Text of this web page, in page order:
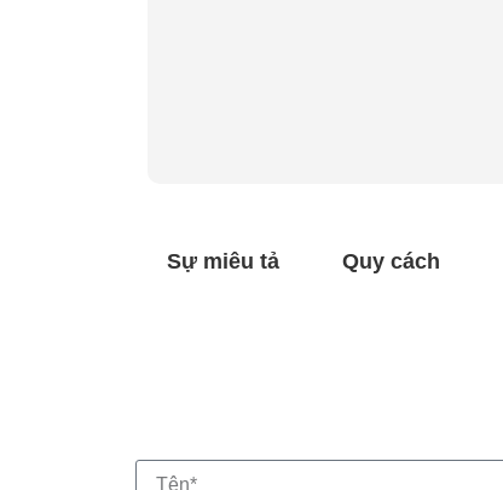
Sự miêu tả Quy cách